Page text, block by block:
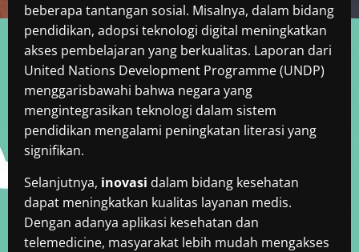
beberapa tantangan sosial. Misalnya, dalam bidang
pendidikan, adopsi teknologi digital meningkatkan
akses pembelajaran yang berkualitas. Laporan dari
United Nations Development Programme (UNDP)
menggarisbawahi bahwa negara yang
mengintegrasikan teknologi dalam sistem
pendidikan mengalami peningkatan literasi yang
signifikan.
Selanjutnya, inovasi dalam bidang kesehatan
dapat meningkatkan kualitas layanan medis.
Dengan adanya aplikasi kesehatan dan
telemedicine, masyarakat lebih mudah mengakses